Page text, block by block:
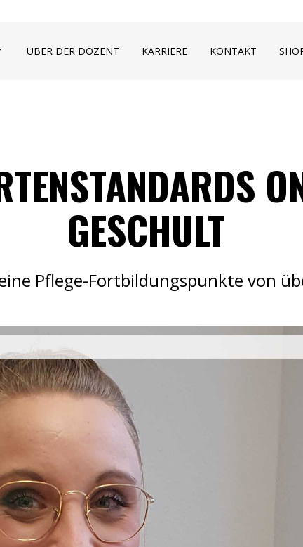
ÜBER DER DOZENT KARRIERE KONTAKT
GESCHULT
Pflege-Fortbildungspunkte von